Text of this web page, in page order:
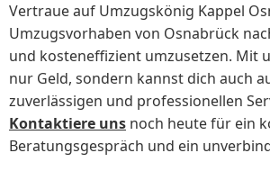
Vertraue auf Umzugskönig Kappel
Umzugsvorhaben von Osnabrück
und kosteneffizient umzusetzen. Mit
nur Geld, sondern kannst dich auch
zuverlässigen und professionellen
Kontaktiere uns noch heute für ein
Beratungsgespräch und ein